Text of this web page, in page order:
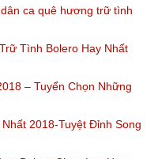
ca quê hương trữ tình
Tình Bolero Hay Nhất
– Tuyển Chọn Những
Nhất2018-Tuyệt Đỉnh Song